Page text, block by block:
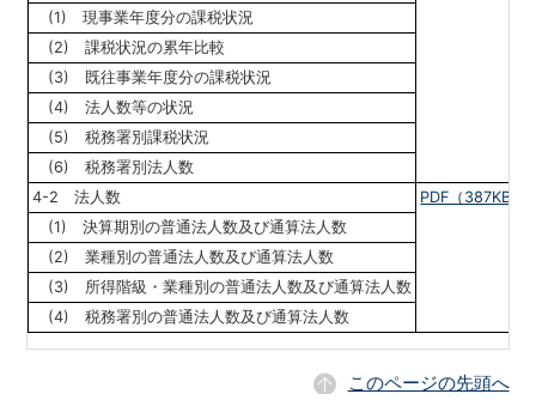
(1) 現事業年度分の課税状況
(2) 課税状況の累年比較
(3) 既往事業年度分の課税状況
(4) 法人数等の状況
(5) 税務署別課税状況
(6) 税務署別法人数
4-2 法人数
PDF（387KB）
(1) 決算期別の普通法人数及び通算法人数
(2) 業種別の普通法人数及び通算法人数
(3) 所得階級・業種別の普通法人数及び通算法人数
(4) 税務署別の普通法人数及び通算法人数
このページの先頭へ